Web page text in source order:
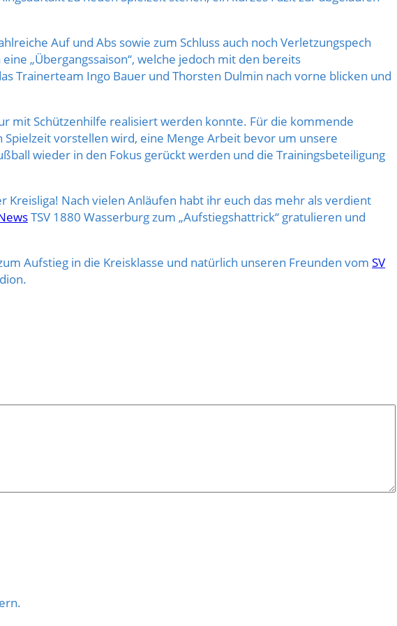
Auf und Abs sowie zum Schluss auch noch Verletzungspech
eine „Übergangssaison“, welche jedoch mit den bereits
Trainerteam Ingo Bauer und Thorsten Dulmin nach vorne blicken und
mit Schützenhilfe realisiert werden konnte. Für die kommende
vorstellen wird, eine Menge Arbeit bevor um unsere
wieder in den Fokus gerückt werden und die Trainingsbeteiligung
Kreisliga! Nach vielen Anläufen habt ihr euch das mehr als verdient
TSV 1880 Wasserburg zum „Aufstiegshattrick“ gratulieren und
Aufstieg in die Kreisklasse und natürlich unseren Freunden vom SV